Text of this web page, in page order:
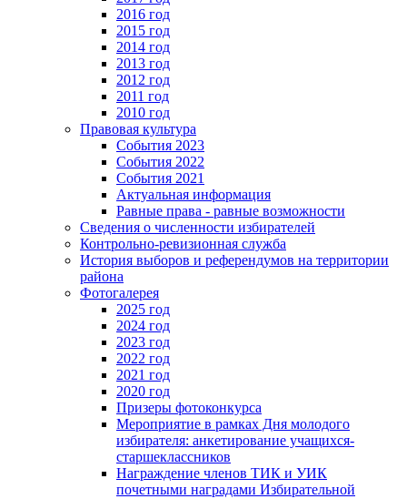
2016 год
2015 год
2014 год
2013 год
2012 год
2011 год
2010 год
Правовая культура
События 2023
События 2022
События 2021
Актуальная информация
Равные права - равные возможности
Сведения о численности избирателей
Контрольно-ревизионная служба
История выборов и референдумов на территории
района
Фотогалерея
2025 год
2024 год
2023 год
2022 год
2021 год
2020 год
Призеры фотоконкурса
Мероприятие в рамках Дня молодого
избирателя: анкетирование учащихся-
старшеклассников
Награждение членов ТИК и УИК
почетными наградами Избирательной